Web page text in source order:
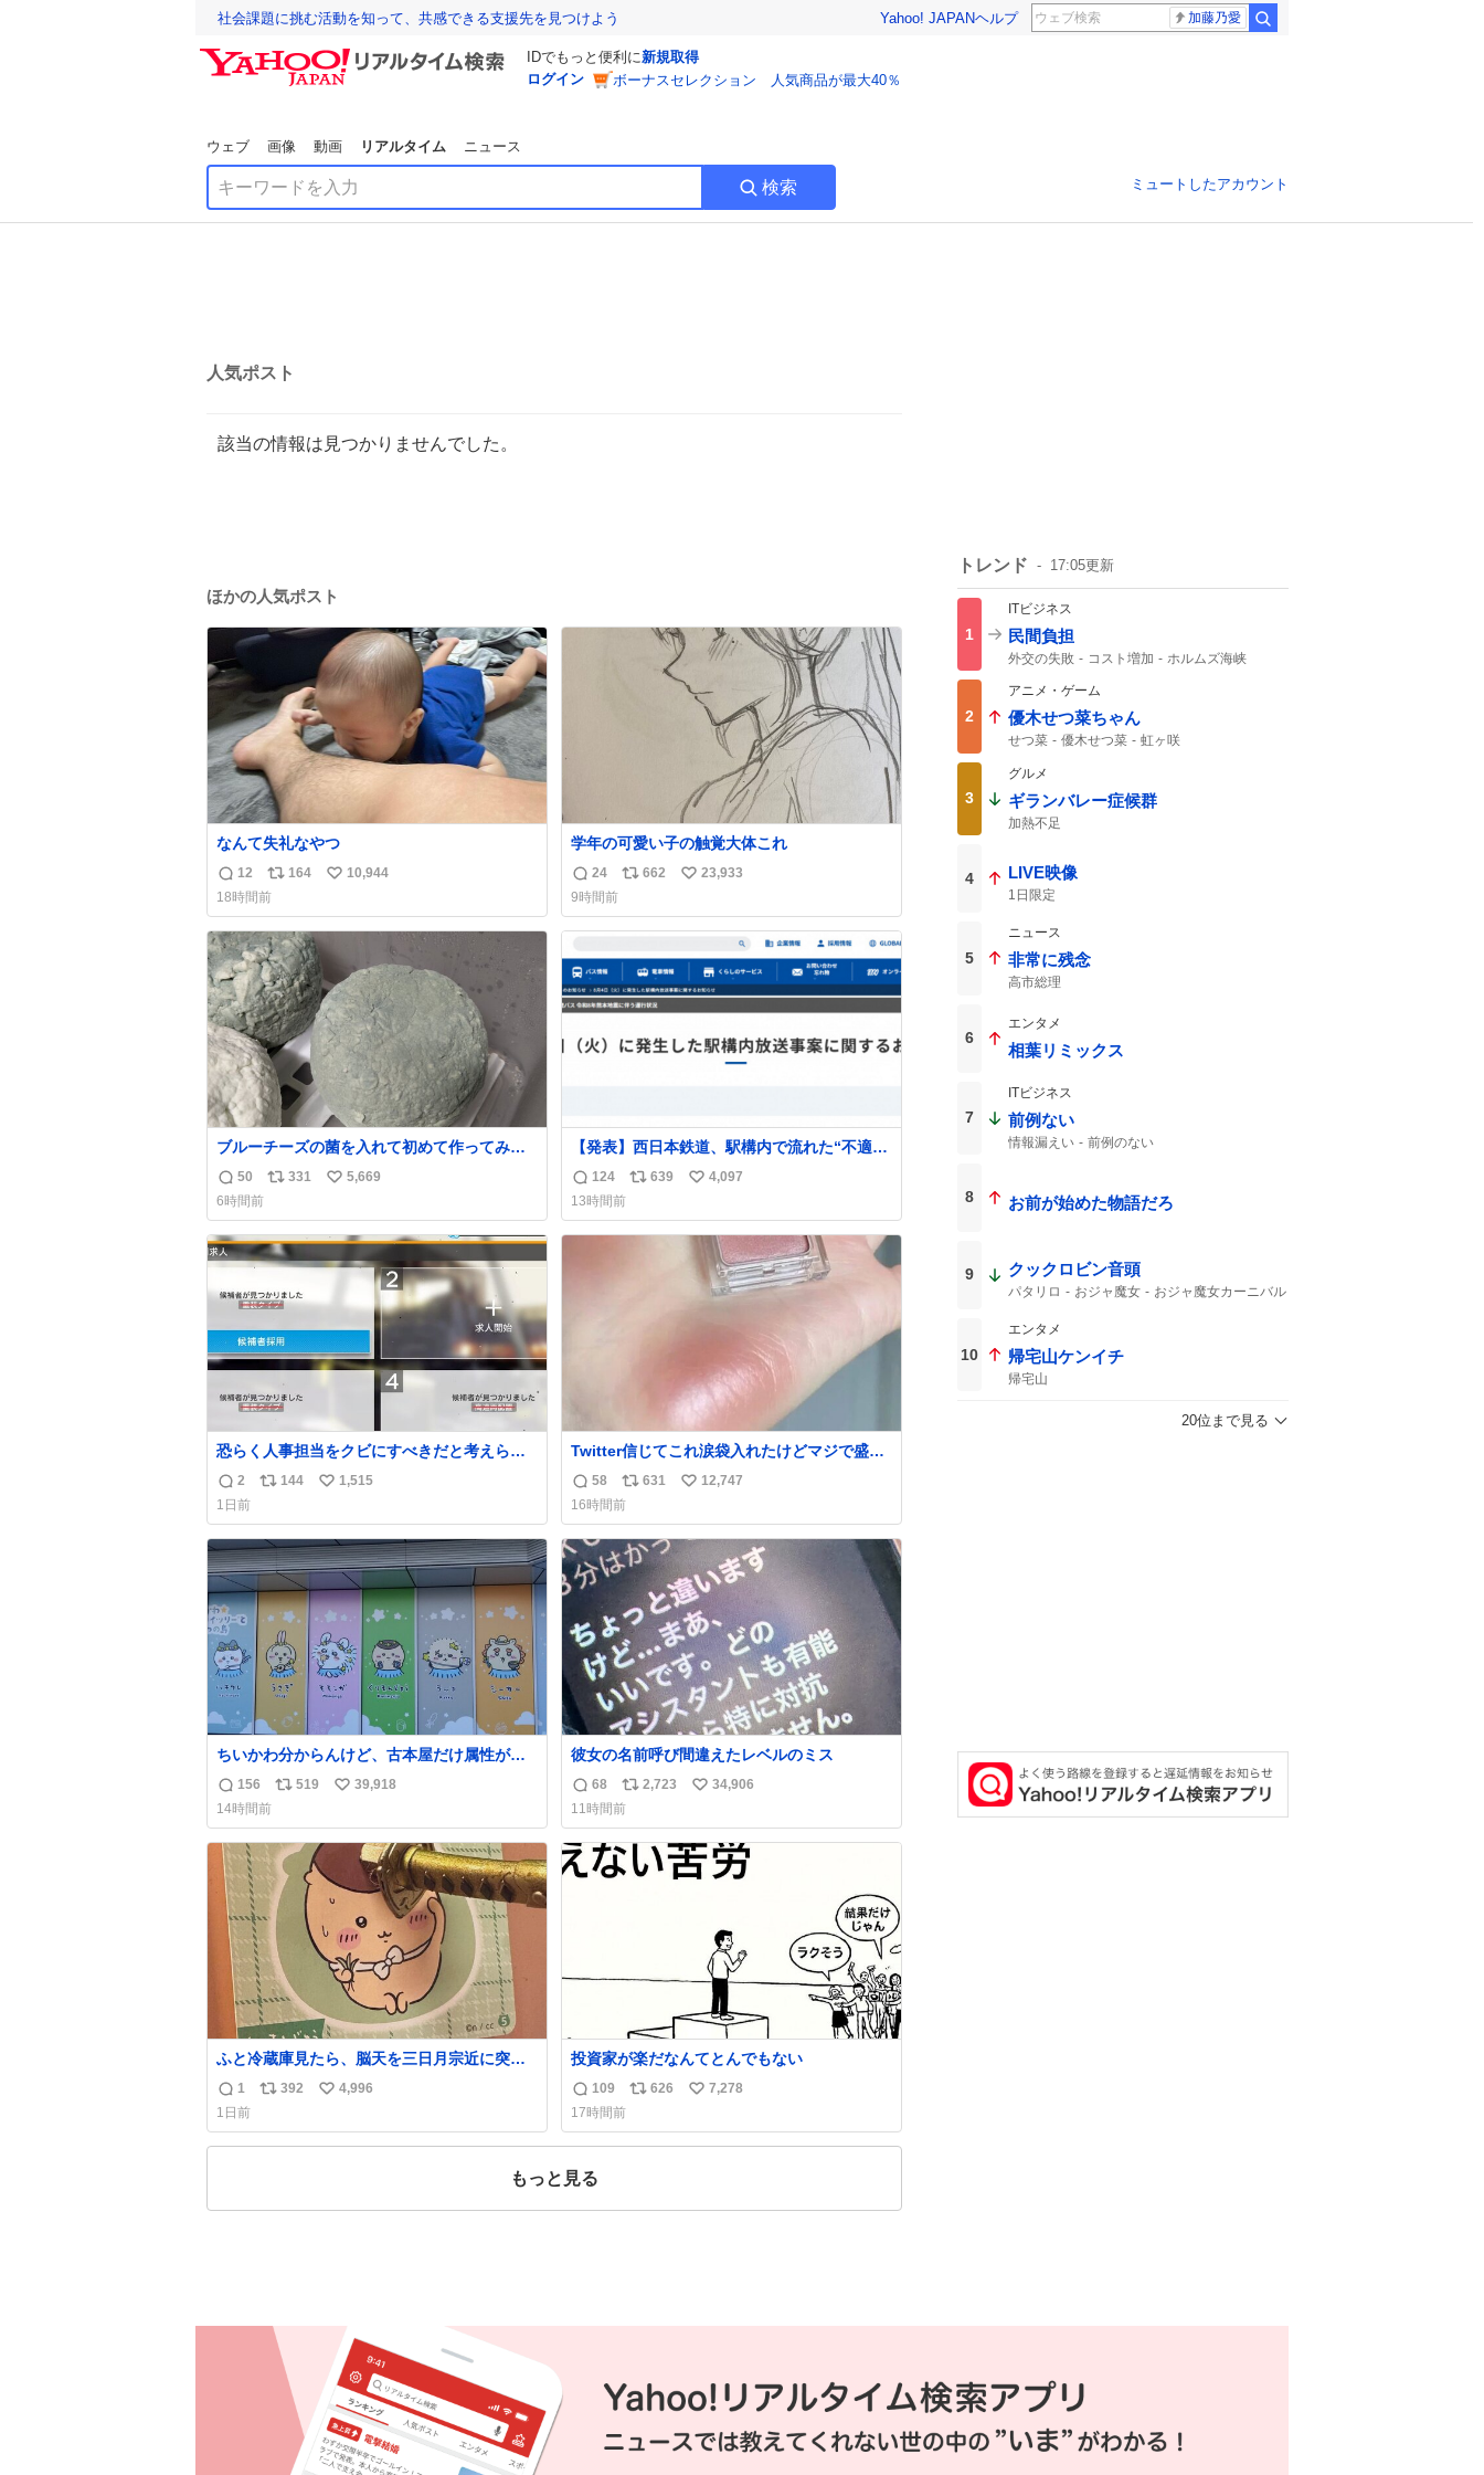
社会課題に挑む活動を知って、共感できる支援先を見つけよう Yahoo! JAPANヘルプ 加藤乃愛
IDでもっと便利に新規取得
ログイン
ボーナスセレクション 人気商品が最大40％
ウェブ 画像 動画 リアルタイム ニュース
検索 ミュートしたアカウント
人気ポスト
該当の情報は見つかりませんでした。
ほかの人気ポスト
なんて失礼なやつ
返
信
数
12
リ
ポ
ス
ト
数
164
い
ね
数
10,944
18時間前
学年の可愛い子の触覚大体これ
返
信
数
24
リ
ス
数
662
い
ね
23,933
9時間前
ブルーチーズの菌を入れて初めて作ってみた
チーズなんだけど 本能でちょっとヤバいと思
っちゃう見た目だな
返
信
数
50
リ
ス
ト
331
い
ね
数
5,669
6時間前
【発表】西日本鉄道、駅構内で流れた“不適切
音声”に声明「被害届も検討」
news.livedoor.com/article/detail… 4日に西
鉄福岡（天神）駅および薬院駅で発生した駅
構内放送事案について声明を公表した。「第
三者によって駅構内放送設備に外部から不正
に音声が流された可能性も含めて確認を実
返
信
数
124
リ
ス
639
い
ね
4,097
13時間前
恐らく人事担当をクビにすべきだと考えられ
るが‥‥‥
返
信
数
2
リ
ス
ト
144
い
ね
数
1,515
1日前
Twitter信じてこれ涙袋入れたけどマジで盛れ
た…ありがとう…
返
信
数
58
リ
ポ
ス
ト
631
い
ね
数
12,747
16時間前
ちいかわ分からんけど、古本屋だけ属性が名
前になってるのはどういうこと？
返
信
数
156
リ
ス
ト
数
519
い
ね
39,918
14時間前
彼女の名前呼び間違えたレベルのミス
返
信
数
68
リ
ポ
ス
ト
2,723
い
ね
数
34,906
11時間前
ふと冷蔵庫見たら、脳天を三日月宗近に突き
刺されてるくりまんじゅうパイセンが
返
信
数
1
リ
ス
392
い
ね
4,996
1日前
投資家が楽だなんてとんでもない
返
信
数
109
リ
ス
626
い
ね
7,278
17時間前
もっと見る
トレンド 17:05更新
1
ITビジネス
民間負担
外交の失敗 コスト増加 ホルムズ海峡
2
アニメ・ゲーム
優木せつ菜ちゃん
せつ菜 優木せつ菜 虹ヶ咲
3
グルメ
ギランバレー症候群
加熱不足
4 LIVE映像
1日限定
5
ニュース
非常に残念
高市総理
6
エンタメ
相葉リミックス
7
ITビジネス
前例ない
情報漏えい 前例のない
8 お前が始めた物語だろ
9 クックロビン音頭
パタリロ おジャ魔女 おジャ魔女カーニバル
10
エンタメ
帰宅山ケンイチ
帰宅山
20位まで見る